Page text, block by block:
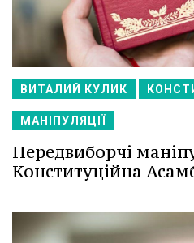
ВИТАЛИЙ КУЛИК
МАНІПУЛЯЦІЇ
Передвиборчі
Конституційна